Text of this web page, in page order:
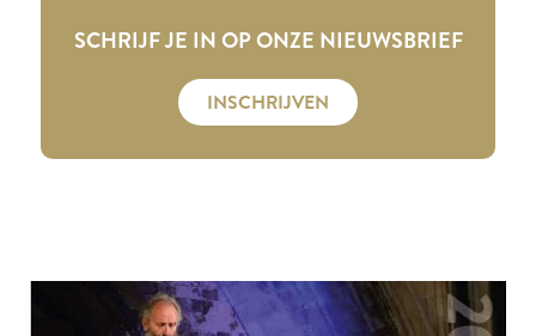
SCHRIJF JE IN OP ONZE NIEUWSBRIEF
INSCHRIJVEN